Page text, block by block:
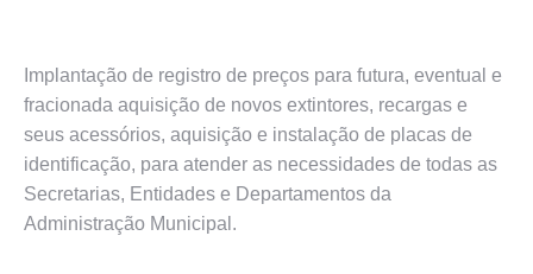
Implantação de registro de preços para futura, eventual e
fracionada aquisição de novos extintores, recargas e
seus acessórios, aquisição e instalação de placas de
identificação, para atender as necessidades de todas as
Secretarias, Entidades e Departamentos da
Administração Municipal.